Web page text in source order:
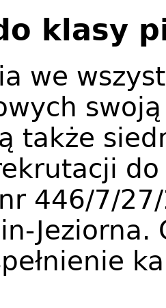
klasy
we
także
446/7/